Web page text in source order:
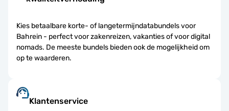
Kies betaalbare korte- of langetermijndatabundels voor
Bahrein - perfect voor zakenreizen, vakanties of voor digital
nomads. De meeste bundels bieden ook de mogelijkheid om
op te waarderen.
Klantenservice